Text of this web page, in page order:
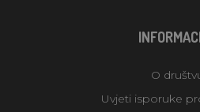
O
Uvjeti isporuke